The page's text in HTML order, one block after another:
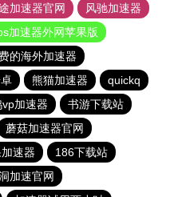
加速器官网
风驰加速器
加速器外网苹果版
的海外加速器
熊猫加速器
quickq
加速器
书游下载站
蘑菇加速器官网
速器
186下载站
加速官网